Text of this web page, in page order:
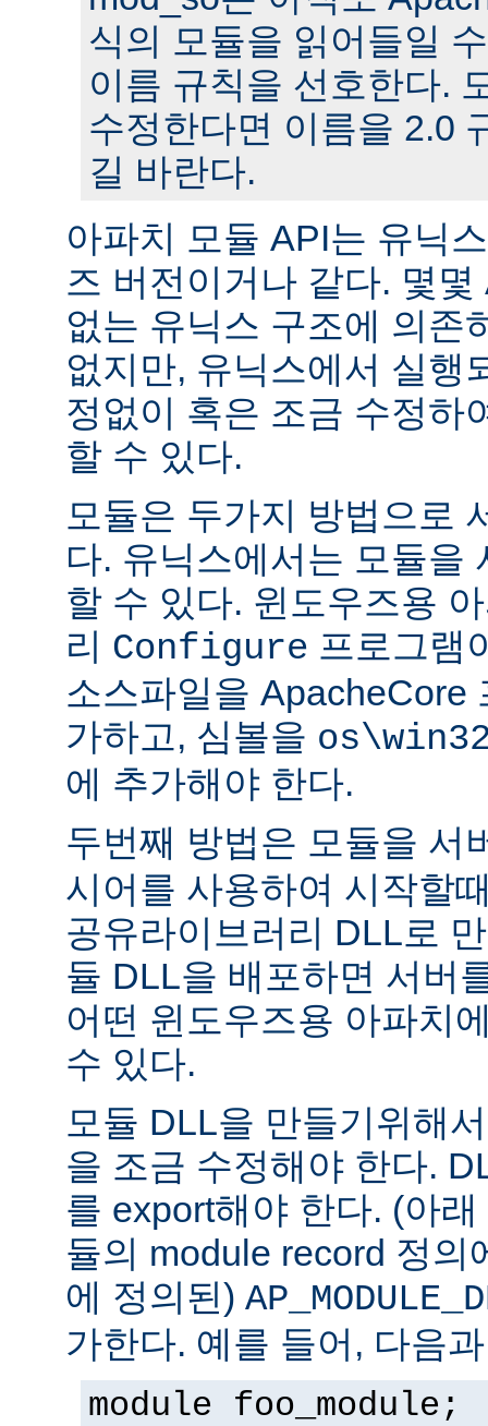
식의 모듈을 읽어들일
이름 규칙을 선호한다.
수정한다면 이름을 2.0
길 바란다.
아파치 모듈 API는 유닉
즈 버전이거나 같다. 몇
없는 유닉스 구조에 의존
없지만, 유닉스에서 실행
정없이 혹은 조금 수정하
할 수 있다.
모듈은 두가지 방법으로
다. 유닉스에서는 모듈을
할 수 있다. 윈도우즈용
리 Configure 프로그램
소스파일을 ApacheCore
가하고, 심볼을
에 추가해야 한다.
두번째 방법은 모듈을 서
시어를 사용하여 시작할
공유라이브러리 DLL로
듈 DLL을 배포하면 서버
어떤 윈도우즈용 아파치
수 있다.
모듈 DLL을 만들기위해
을 조금 수정해야 한다.
를 export해야 한다. (아
듈의 module record 정의
에 정의된)
가한다. 예를 들어, 다음
module foo_module;